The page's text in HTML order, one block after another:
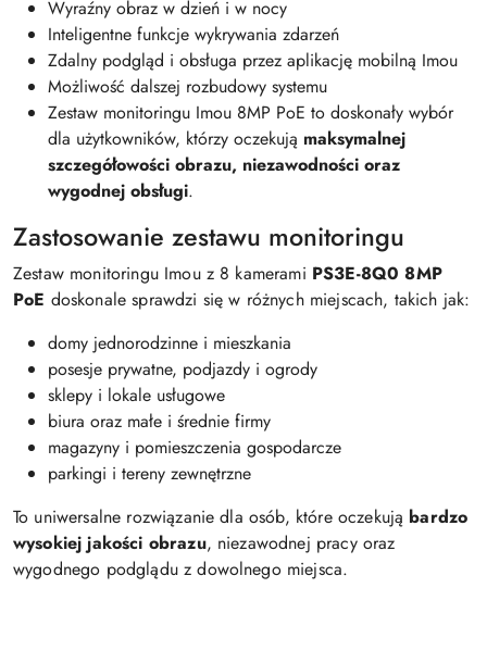
Wyraźny obraz w dzień i w nocy
Inteligentne funkcje wykrywania zdarzeń
Zdalny podgląd i obsługa przez aplikację mobilną Imou
Możliwość dalszej rozbudowy systemu
Zestaw monitoringu Imou 8MP PoE to doskonały wybór
dla użytkowników, którzy oczekują maksymalnej
szczegółowości obrazu, niezawodności oraz
wygodnej obsługi.
Zastosowanie zestawu monitoringu
Zestaw monitoringu Imou z 8 kamerami PS3E-8Q0 8MP
PoE doskonale sprawdzi się w różnych miejscach, takich jak:
domy jednorodzinne i mieszkania
posesje prywatne, podjazdy i ogrody
sklepy i lokale usługowe
biura oraz małe i średnie firmy
magazyny i pomieszczenia gospodarcze
parkingi i tereny zewnętrzne
To uniwersalne rozwiązanie dla osób, które oczekują bardzo
wysokiej jakości obrazu, niezawodnej pracy oraz
wygodnego podglądu z dowolnego miejsca.